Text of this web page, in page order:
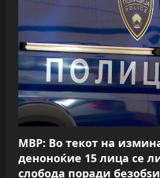
g
a
t
i
o
n
МВР: Во текот на
деноноќие 15 лица се
слобода поради